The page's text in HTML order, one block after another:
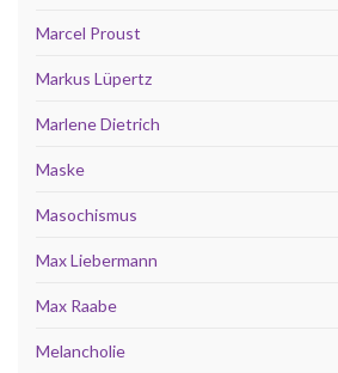
Marcel Proust
Markus Lüpertz
Marlene Dietrich
Maske
Masochismus
Max Liebermann
Max Raabe
Melancholie